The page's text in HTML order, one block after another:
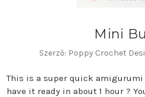
Mini
Szerző: Poppy Crochet
This is a super quick amigurumi
have it ready in about 1 hour ?